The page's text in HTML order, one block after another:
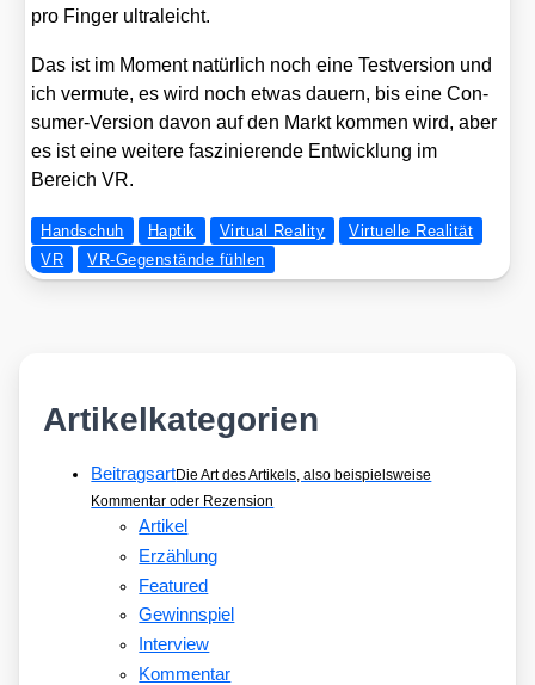
pro Fin­ger ultra­leicht.
Das ist im Moment natür­lich noch eine Test­ver­si­on und
ich ver­mu­te, es wird noch etwas dau­ern, bis eine Con­
su­mer-Ver­si­on davon auf den Markt kom­men wird, aber
es ist eine wei­te­re fas­zi­nie­ren­de Ent­wick­lung im
Bereich VR.
Handschuh Haptik Virtual Reality
Virtuelle Realität
VR
VR-Gegenstände fühlen
Artikelkategorien
BeitragsartDie Art des Artikels, also beispielsweise
Kommentar oder Rezension
Artikel
Erzählung
Featured
Gewinnspiel
Interview
Kommentar